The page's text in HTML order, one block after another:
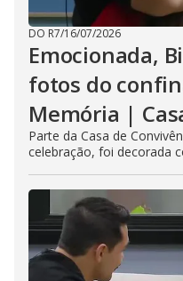
DO R7/16/07/2026
Emocionada,
fotos do
Memória |
Parte da Casa de
celebração, foi decorada